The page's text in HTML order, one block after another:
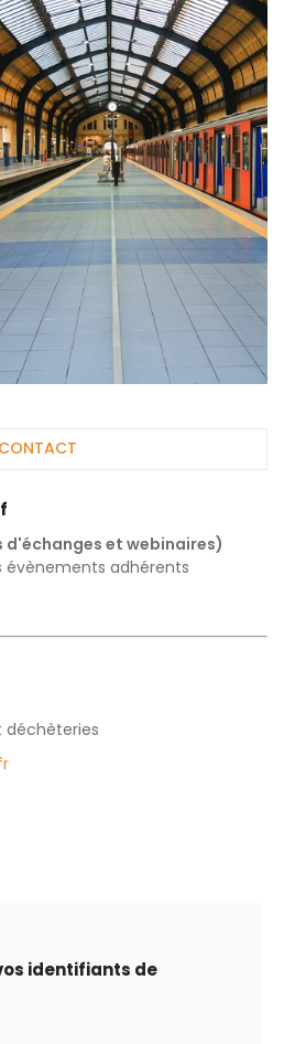
CONTACT
d'échanges et webinaires)
évènements adhérents
déchèteries
identifiants de